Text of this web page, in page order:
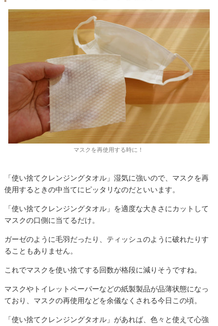
マスクを再使用する時に！
「使い捨てクレンジングタオル」湿気に強いので、マスクを再
使用するときの中当てにピッタリなのだといいます。
「使い捨てクレンジングタオル」を適度な大きさにカットして
マスクの口側に当てるだけ。
ガーゼのように毛羽だったり、ティッシュのように破れたりす
ることもありません。
これでマスクを使い捨てする回数が格段に減りそうですね。
マスクやトイレットペーパーなどの紙製製品が品薄状態になっ
ており、マスクの再使用などを余儀なくされる今日この頃。
「使い捨てクレンジングタオル」があれば、色々と使えて心強